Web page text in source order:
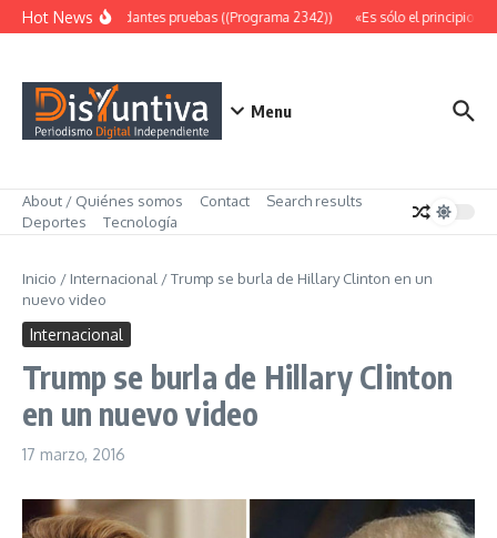
Saltar al contenido
Hot NewsAbundantes pruebas ((Programa 2342)) «Es sólo el principio»
Menu
About / Quiénes somos Contact
Search results
Deportes
Tecnología
Inicio / Internacional /Trump se burla de Hillary Clinton en un
nuevo video
Internacional
Trump se burla de Hillary Clinton
en un nuevo video
17 marzo, 2016